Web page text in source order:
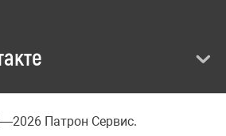
Патрон Сервис.